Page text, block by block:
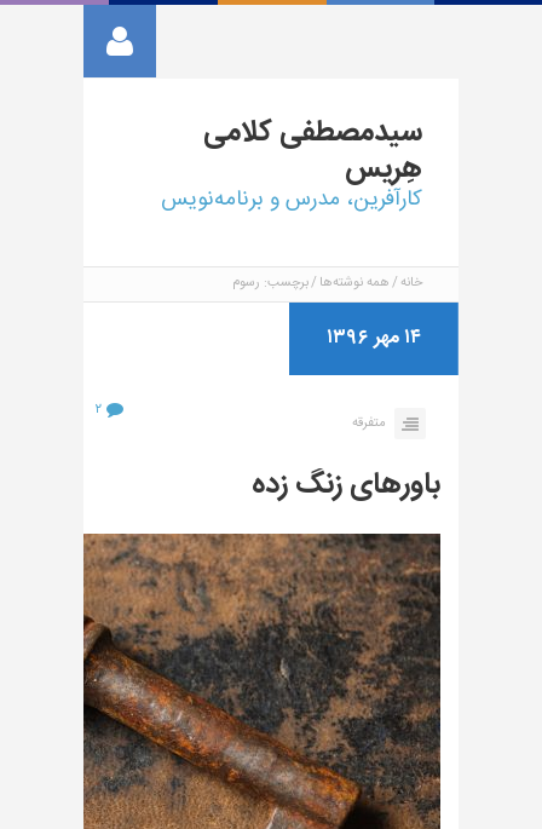
سیدمصطفیکلامی
هِریس
کارآفرین، مدرس و برنامه‌نویس
خانه همه نوشته‌ها برچسب: رسوم
۱۴ مهر ۱۳۹۶
متفرقه
۲
باورهای زنگ زده